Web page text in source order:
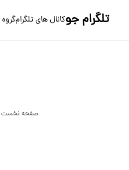
تلگرام جوکانال های تلگرام
صفحه نخست